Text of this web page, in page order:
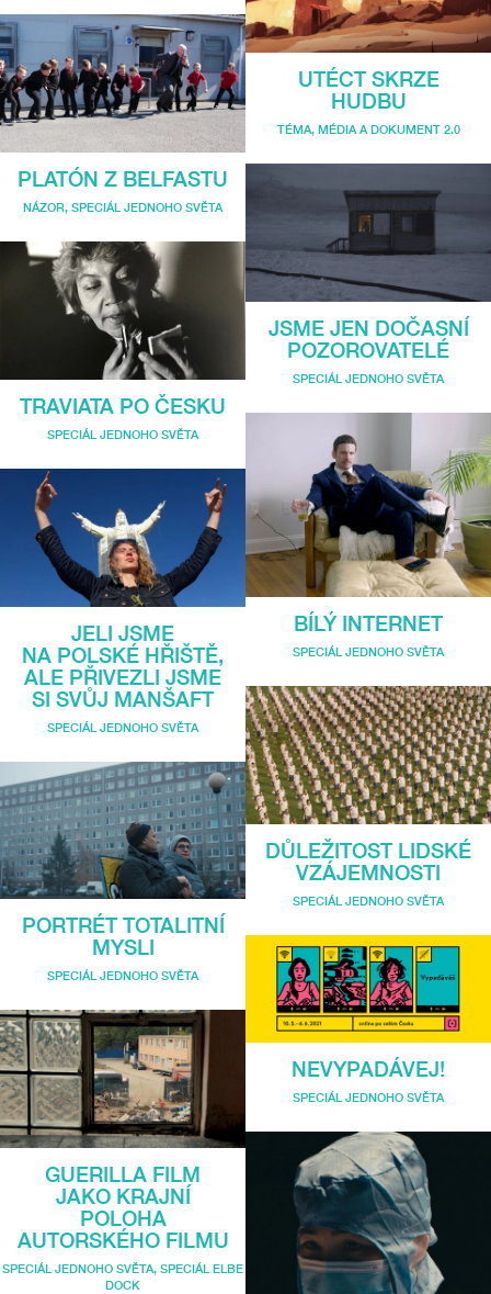
PLATÓN Z BELFASTU
NÁZOR, SPECIÁL JEDNOHO SVĚTA
TRAVIATA PO ČESKU
SPECIÁL JEDNOHO SVĚTA
JELI JSME
NA POLSKÉ HŘIŠTĚ,
ALE PŘIVEZLI JSME
SI SVŮJ MANŠAFT
SPECIÁL JEDNOHO SVĚTA
PORTRÉT TOTALITNÍ
MYSLI
SPECIÁL JEDNOHO SVĚTA
GUERILLA FILM
JAKO KRAJNÍ
POLOHA
AUTORSKÉHO FILMU
SPECIÁL JEDNOHO SVĚTA, SPECIÁL ELBE
DOCK
UTÉCT SKRZE
HUDBU
TÉMA, MÉDIA A DOKUMENT 2.0
JSME JEN DOČASNÍ
POZOROVATELÉ
SPECIÁL JEDNOHO SVĚTA
BÍLÝ INTERNET
SPECIÁL JEDNOHO SVĚTA
DŮLEŽITOST LIDSKÉ
VZÁJEMNOSTI
SPECIÁL JEDNOHO SVĚTA
NEVYPADÁVEJ!
SPECIÁL JEDNOHO SVĚTA